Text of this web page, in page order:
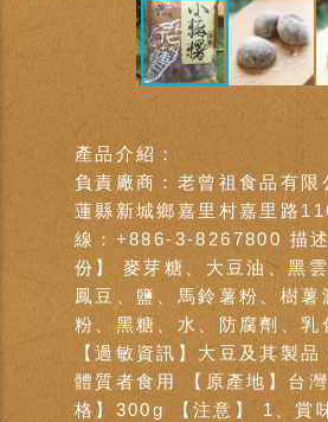
產品介紹：
負責廠商：老曾祖食品有限
蓮縣新城鄉嘉里村嘉里路
線：+886-3-8267800 描
份】 麥芽糖、大豆油、黑
鳳豆、鹽、馬鈴薯粉、樹薯
粉、黑糖、水、防腐劑、乳
【過敏資訊】大豆及其製
體質者食用 【原產地】台
格】300g 【注意】 1、賞